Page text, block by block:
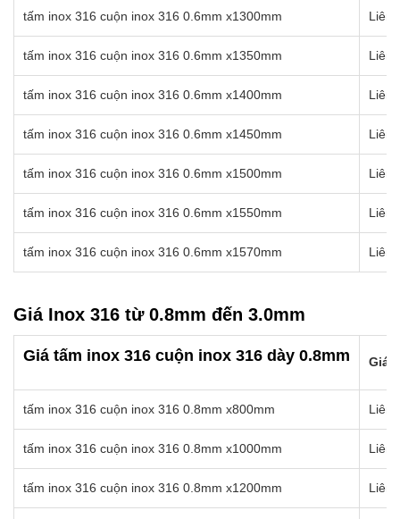
tấm inox 316 cuộn inox 316 0.6mm x1300mm Liên
tấm inox 316 cuộn inox 316 0.6mm x1350mm Liên
tấm inox 316 cuộn inox 316 0.6mm x1400mm Liên
tấm inox 316 cuộn inox 316 0.6mm x1450mm Liên
tấm inox 316 cuộn inox 316 0.6mm x1500mm Liên
tấm inox 316 cuộn inox 316 0.6mm x1550mm Liên
tấm inox 316 cuộn inox 316 0.6mm x1570mm Liên
Giá Inox 316 từ 0.8mm đến 3.0mm
Giá tấm inox 316 cuộn inox 316 dày 0.8mm Giá
tấm inox 316 cuộn inox 316 0.8mm x800mm Liên
tấm inox 316 cuộn inox 316 0.8mm x1000mm Liên
tấm inox 316 cuộn inox 316 0.8mm x1200mm Liên